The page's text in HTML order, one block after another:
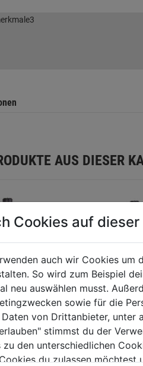
AUS DIESER
200 D
Kompressor
Line PL 840/10/
Cookies auf
auch wir Cookies um
So wird zum Beispiel
neu auswählen musst.
sowie für die
von Drittanbieter, unter
stimmst du der
den unterschiedlichen
du zulassen möchtest